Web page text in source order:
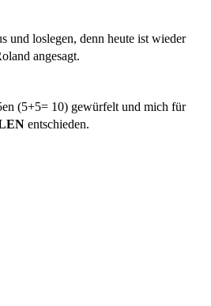
und loslegen, denn heute ist wieder
angesagt.
(5+5= 10) gewürfelt und mich für
entschieden.